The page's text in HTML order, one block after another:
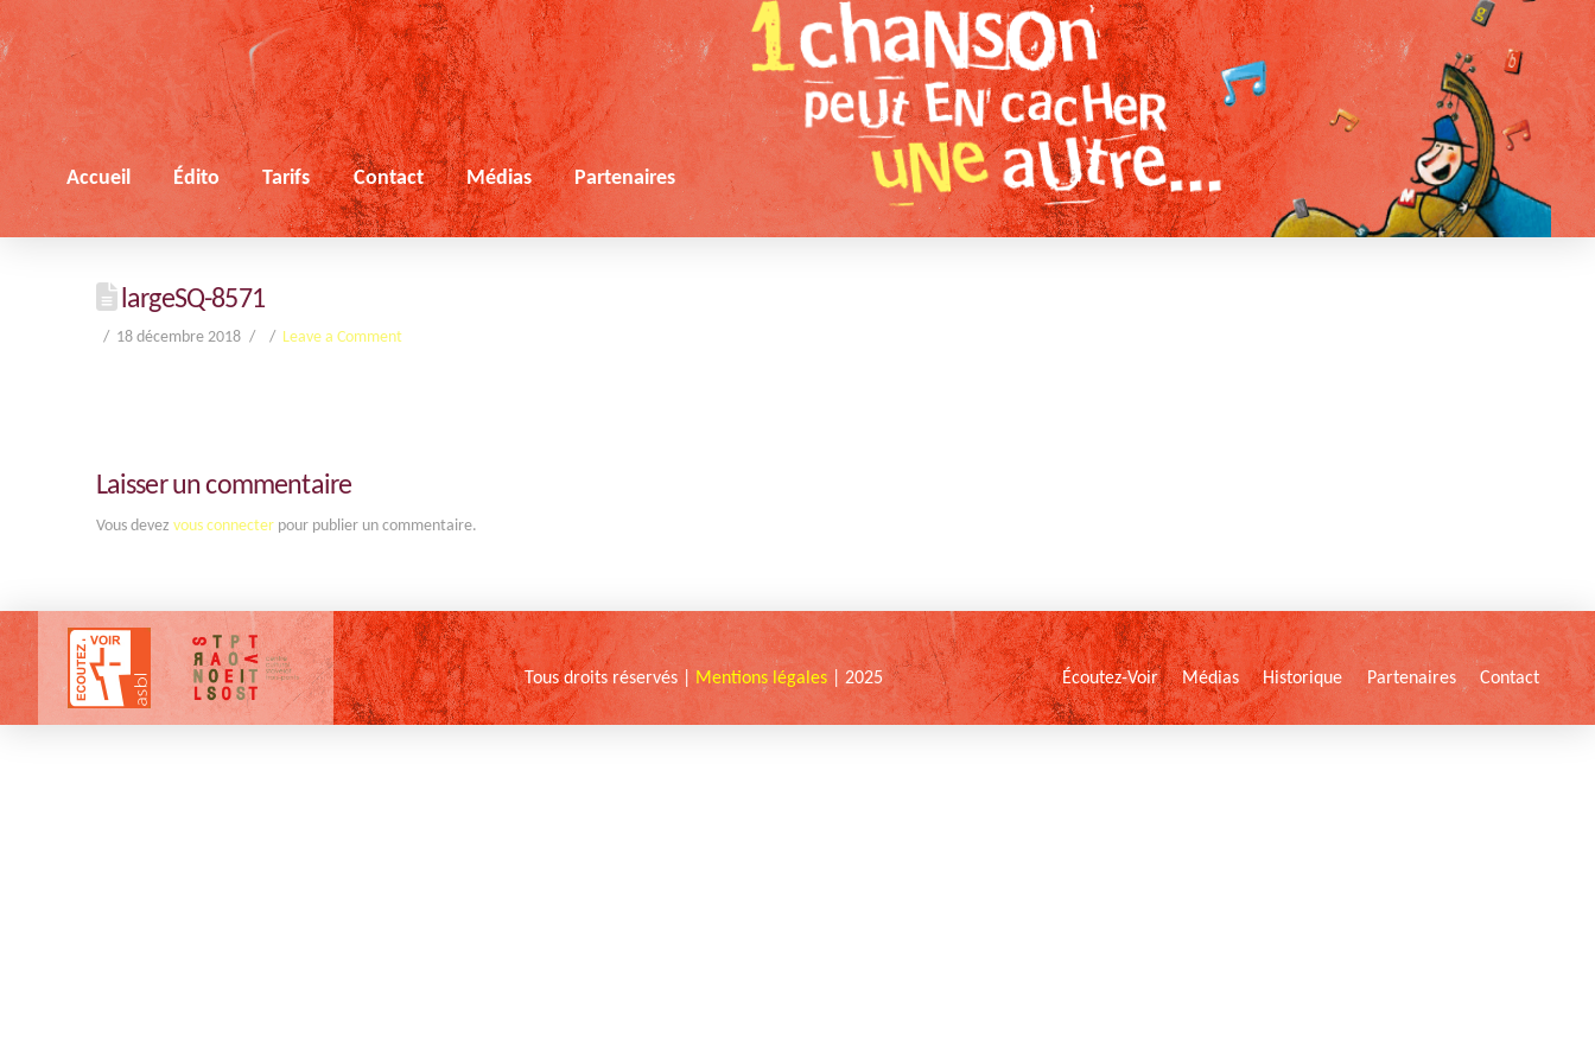
Accueil Édito Tarifs Contact Médias Partenaires
largeSQ-8571
18 décembre 2018 Leave a Comment
Laisser un commentaire
Vous devez vous connecterpour publier un commentaire.
Tous droits réservés | Mentions légales | 2025 Écoutez-Voir Médias Historique Partenaires Contact